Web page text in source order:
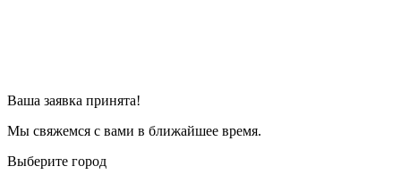
Ваша заявка принята!
Мы свяжемся с вами в ближайшее время.
Выберите город